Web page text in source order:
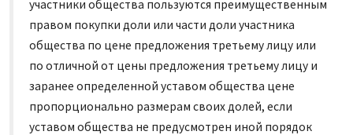
участники общества пользуются преимущественным
правом покупки доли или части доли участника
общества по цене предложения третьему лицу или
по отличной от цены предложения третьему лицу и
заранее определенной уставом общества цене
пропорционально размерам своих долей, если
уставом общества не предусмотрен иной порядок